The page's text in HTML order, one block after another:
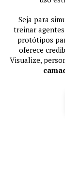
Seja para
treinar
protótipos
oferece
Visualize,